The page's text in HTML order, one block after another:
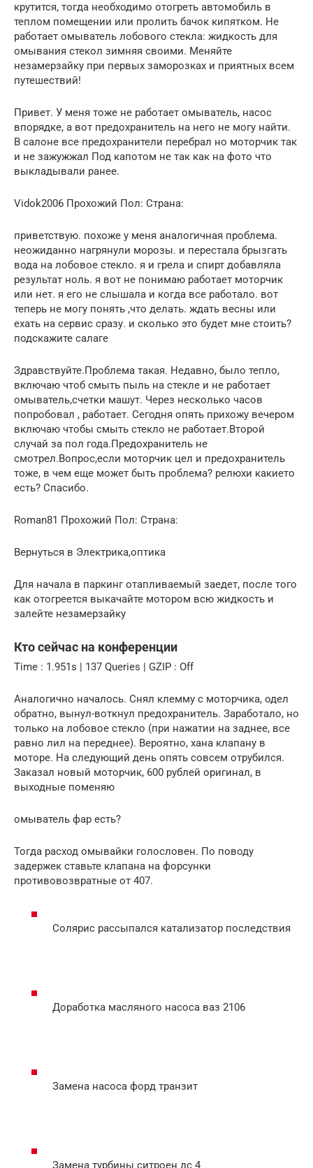
крутится, тогда необходимо отогреть автомобиль в
теплом помещении или пролить бачок кипятком. Не
работает омыватель лобового стекла: жидкость для
омывания стекол зимняя своими. Меняйте
незамерзайку при первых заморозках и приятных всем
путешествий!
Привет. У меня тоже не работает омыватель, насос
впорядке, а вот предохранитель на него не могу найти.
В салоне все предохранители перебрал но моторчик так
и не зажужжал Под капотом не так как на фото что
выкладывали ранее.
Vidok2006 Прохожий Пол: Страна:
приветствую. похоже у меня аналогичная проблема.
неожиданно нагрянули морозы. и перестала брызгать
вода на лобовое стекло. я и грела и спирт добавляла
результат ноль. я вот не понимаю работает моторчик
или нет. я его не слышала и когда все работало. вот
теперь не могу понять ,что делать. ждать весны или
ехать на сервис сразу. и сколько это будет мне стоить?
подскажите салаге
Здравствуйте.Проблема такая. Недавно, было тепло,
включаю чтоб смыть пыль на стекле и не работает
омыватель,счетки машут. Через несколько часов
попробовал , работает. Сегодня опять прихожу вечером
включаю чтобы смыть стекло не работает.Второй
случай за пол года.Предохранитель не
смотрел.Вопрос,если моторчик цел и предохранитель
тоже, в чем еще может быть проблема? релюхи какието
есть? Спасибо.
Roman81 Прохожий Пол: Страна:
Вернуться в Электрика,оптика
Для начала в паркинг отапливаемый заедет, после того
как отогреется выкачайте мотором всю жидкость и
залейте незамерзайку
Кто сейчас на конференции
Time : 1.951s | 137 Queries | GZIP : Off
Аналогично началось. Снял клемму с моторчика, одел
обратно, вынул-воткнул предохранитель. Заработало, но
только на лобовое стекло (при нажатии на заднее, все
равно лил на переднее). Вероятно, хана клапану в
моторе. На следующий день опять совсем отрубился.
Заказал новый моторчик, 600 рублей оригинал, в
выходные поменяю
омыватель фар есть?
Тогда расход омывайки голословен. По поводу
задержек ставьте клапана на форсунки
противовозвратные от 407.
Солярис рассыпался катализатор последствия
Доработка масляного насоса ваз 2106
Замена насоса форд транзит
Замена турбины ситроен дс 4